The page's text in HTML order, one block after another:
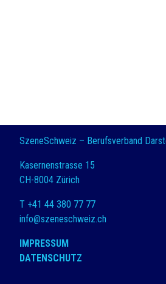
SzeneSchweiz – Berufsverband
Kasernenstrasse 15
CH-8004 Zürich
T +41 44 380 77 77
info@szeneschweiz.ch
IMPRESSUM
DATENSCHUTZ